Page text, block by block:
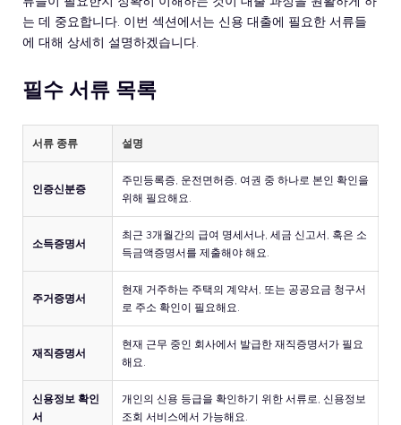
는 데 중요합니다. 이번 섹션에서는 신용 대출에 필요한 서류들
에 대해 상세히 설명하겠습니다.
필수 서류 목록
서류 종류 설명
인증신분증
주민등록증, 운전면허증, 여권 중 하나로 본인 확인을
위해 필요해요.
소득증명서
최근 3개월간의 급여 명세서나, 세금 신고서, 혹은 소
득금액증명서를 제출해야 해요.
주거증명서
현재 거주하는 주택의 계약서, 또는 공공요금 청구서
로 주소 확인이 필요해요.
재직증명서
현재 근무 중인 회사에서 발급한 재직증명서가 필요
해요.
신용정보 확인
서
개인의 신용 등급을 확인하기 위한 서류로, 신용정보
조회 서비스에서 가능해요.